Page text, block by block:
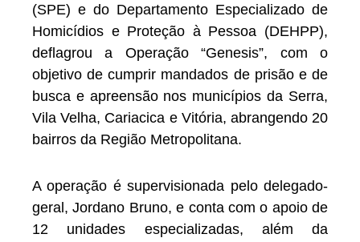
(SPE) e do Departamento Especializado de
Homicídios e Proteção à Pessoa (DEHPP),
deflagrou a Operação “Genesis”, com o
objetivo de cumprir mandados de prisão e de
busca e apreensão nos municípios da Serra,
Vila Velha, Cariacica e Vitória, abrangendo 20
bairros da Região Metropolitana.
A operação é supervisionada pelo delegado-
geral, Jordano Bruno, e conta com o apoio de
12 unidades especializadas, além da